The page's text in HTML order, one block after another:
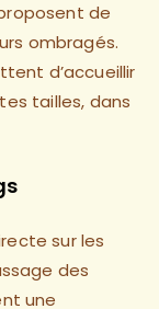
de
ombragés.
d’accueillir
tailles, dans
sur les
des
une